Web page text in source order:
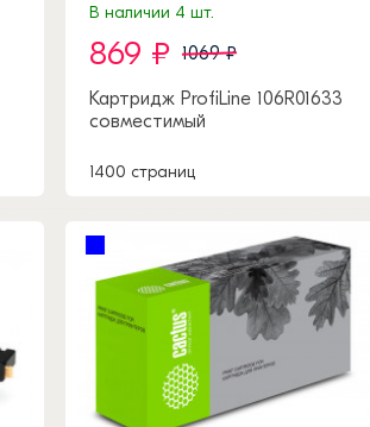
В наличии 4 шт.
869 ₽ 1069 ₽
Картридж ProfiLine 106R01633
совместимый
1400 страниц